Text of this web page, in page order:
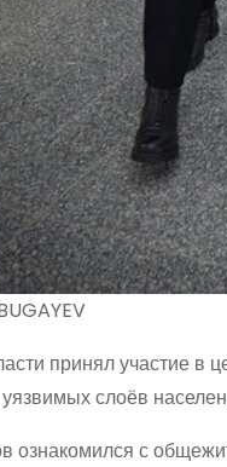
принял участие в
слоёв
ознакомился с